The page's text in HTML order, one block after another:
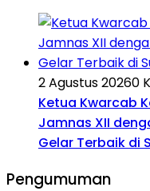
2 Agustus 20260
Ketua Kwarcab
Jamnas XII
Gelar Terbaik di
Pengumuman